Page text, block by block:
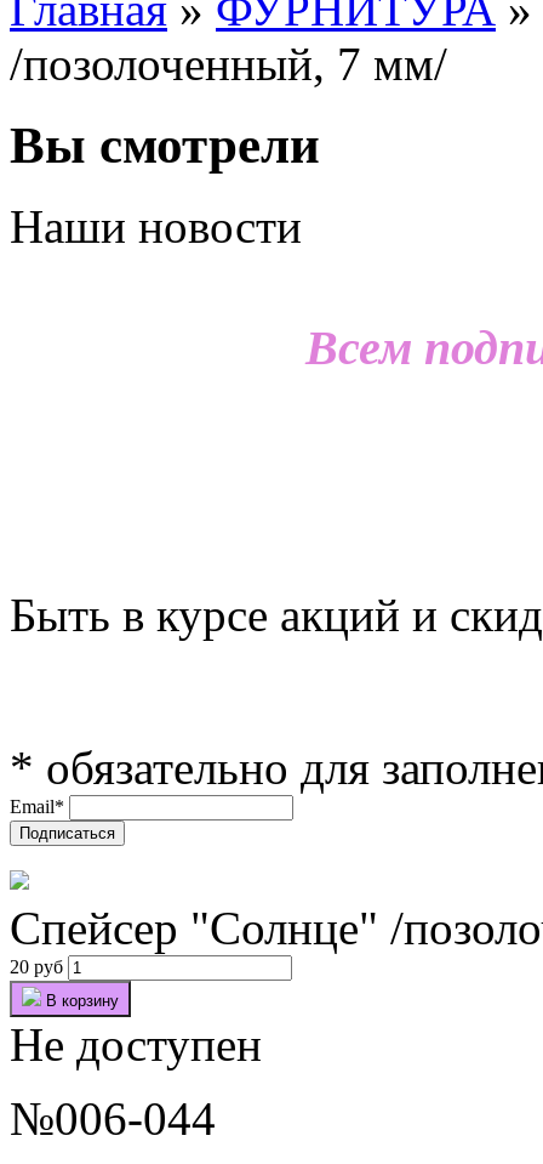
/позолоченный, 7 мм/
Вы смотрели
Наши новости
Всем
Быть в курсе акций и
* обязательно для
Email*
Спейсер "Солнце" /
20 руб
В корзину
Не доступен
№006-044